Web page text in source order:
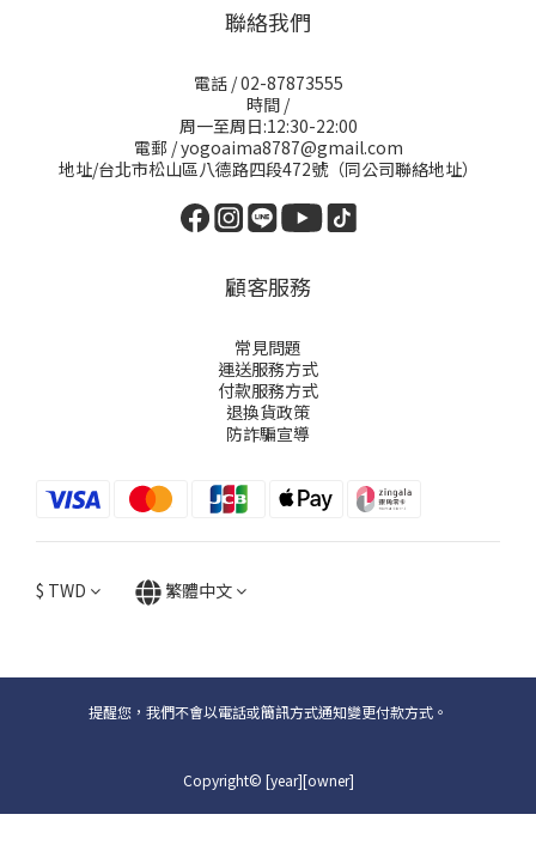
聯絡我們
電話 / 02-87873555
時間 /
周一至周日:12:30-22:00
電郵 / yogoaima8787@gmail.com
地址/台北市松山區八德路四段472號（同公司聯絡地址）
顧客服務
常見問題
運送服務方式
付款服務方式
退換貨政策
防詐騙宣導
$ TWD 繁體中文
提醒您，我們不會以電話或簡訊方式通知變更付款方式。
Copyright© [year][owner]